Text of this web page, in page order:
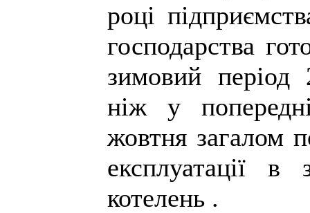
році
господарства
зимовий період
ніж у
жовтня загалом
експлуатації
котелень .